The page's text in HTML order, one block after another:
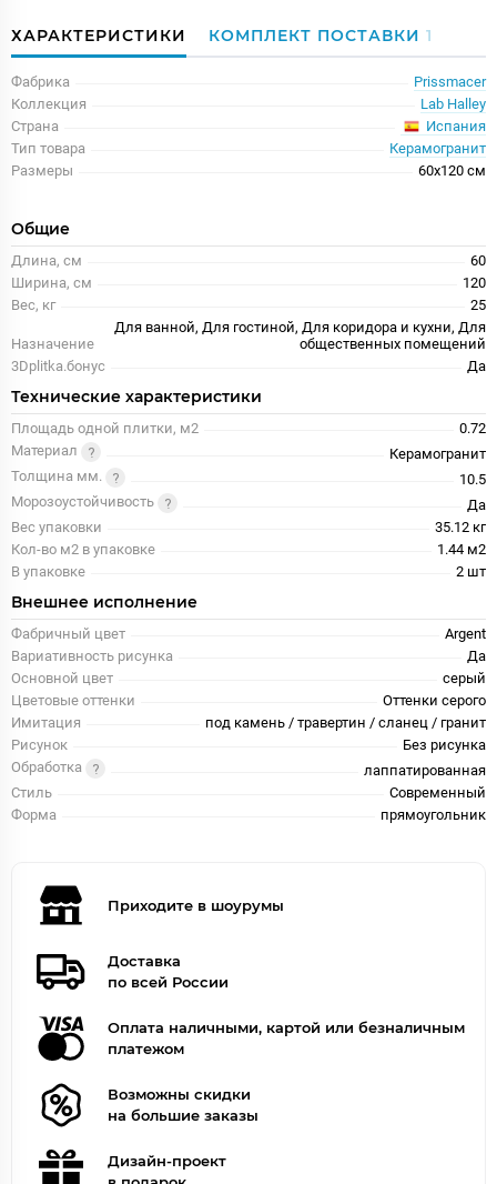
ХАРАКТЕРИСТИКИ КОМПЛЕКТ ПОСТАВКИ 1
Фабрика
Prissmacer
Коллекция
Lab Halley
Страна
Испания
Тип товара
Керамогранит
Размеры
60x120 см
Общие
Длина, см
60
Ширина, см
120
Вес, кг
25
Назначение
Для ванной, Для гостиной, Для коридора и кухни, Для
общественных помещений
3Dplitka.бонус
Да
Технические характеристики
Площадь одной плитки, м2
0.72
Материал
Керамогранит
Толщина мм.
10.5
Морозоустойчивость
Да
Вес упаковки
35.12 кг
Кол-во м2 в упаковке
1.44 м2
В упаковке
2 шт
Внешнее исполнение
Фабричный цвет
Argent
Вариативность рисунка
Да
Основной цвет
серый
Цветовые оттенки
Оттенки серого
Имитация
под камень / травертин / сланец / гранит
Рисунок
Без рисунка
Обработка
лаппатированная
Стиль
Современный
Форма
прямоугольник
Приходите в шоурумы
Доставка
по всей России
Оплата наличными, картой или безналичным
платежом
Возможны скидки
на большие заказы
Дизайн-проект